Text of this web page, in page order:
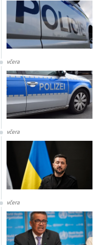
včera
včera
včera